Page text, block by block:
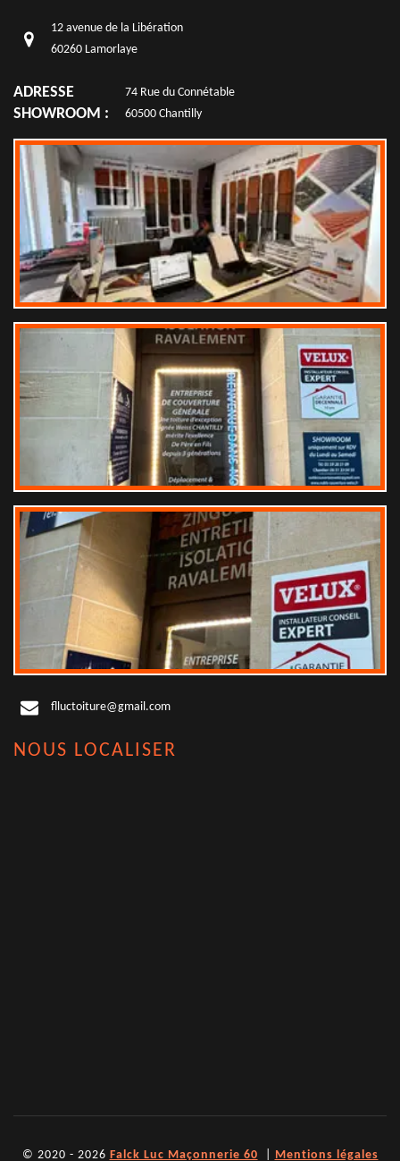
12 avenue de la Libération
60260 Lamorlaye
ADRESSE
SHOWROOM :
74 Rue du Connétable
60500 Chantilly
flluctoiture@gmail.com
NOUS LOCALISER
© 2020 - 2026 Falck Luc Maçonnerie 60 Mentions légales